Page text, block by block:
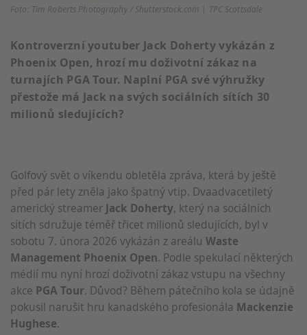
Foto: Tim Roberts Photography / Shutterstock.com | TPC Scottsdale
Kontroverzní youtuber Jack Doherty vykázán z
Phoenix Open, hrozí mu doživotní zákaz na
turnajích PGA Tour. Naplní PGA své výhružky
přestože má Jack na svých sociálních sítích 30
milionů sledujících?
Golfový svět o víkendu obletěla zpráva, která by ještě
před pár lety zněla jako špatný vtip. Dvaadvacetiletý
americký streamer Jack Doherty, který na sociálních
sítích sdružuje téměř třicet milionů sledujících, byl v
sobotu 7. února 2026 vykázán z areálu Waste
Management Phoenix Open. Podle spekulací některých
médií mu nyní hrozí doživotní zákaz vstupu na všechny
akce PGA Tour. Důvod? Během pátečního kola se údajně
pokusil narušit hru kanadského profesionála Mackenzie
Hughese.